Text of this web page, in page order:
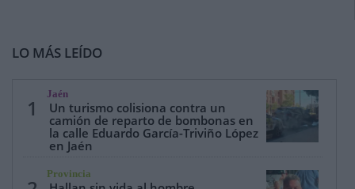
LO MÁS LEÍDO
1
Jaén
Un turismo colisiona contra un
camión de reparto de bombonas en
la calle Eduardo García-Triviño López
en Jaén
Provincia